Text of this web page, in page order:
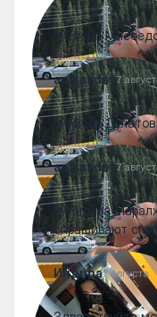
@Елена
apikasday7
@Айбар
apikasday7
@Индира
спрашивают
Индира7 августа